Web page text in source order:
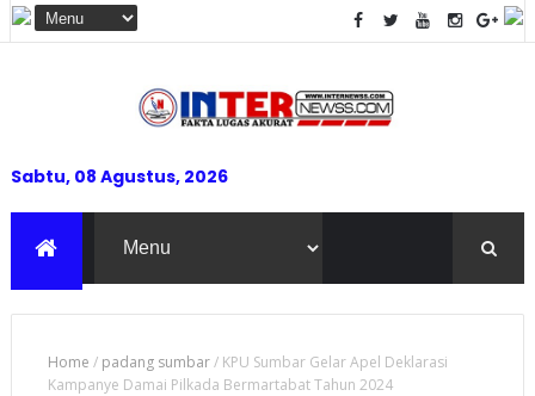
Sabtu, 08 Agustus, 2026
Home / padang sumbar/ KPU Sumbar Gelar Apel Deklarasi
Kampanye Damai Pilkada Bermartabat Tahun 2024